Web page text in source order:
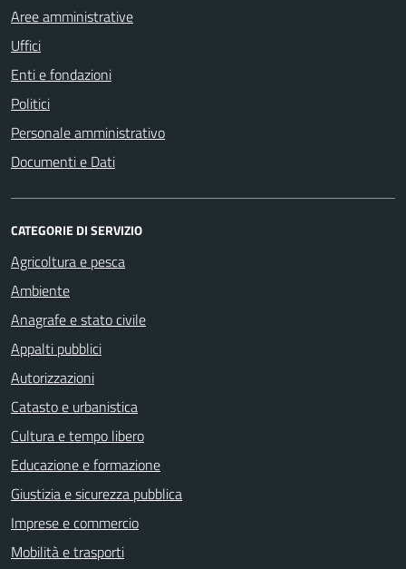
Aree amministrative
Uffici
Enti e fondazioni
Politici
Personale amministrativo
Documenti e Dati
CATEGORIE DI SERVIZIO
Agricoltura e pesca
Ambiente
Anagrafe e stato civile
Appalti pubblici
Autorizzazioni
Catasto e urbanistica
Cultura e tempo libero
Educazione e formazione
Giustizia e sicurezza pubblica
Imprese e commercio
Mobilità e trasporti